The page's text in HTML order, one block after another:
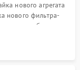
нового агрегата
нового фильтра-
обдува,
дверных петель.